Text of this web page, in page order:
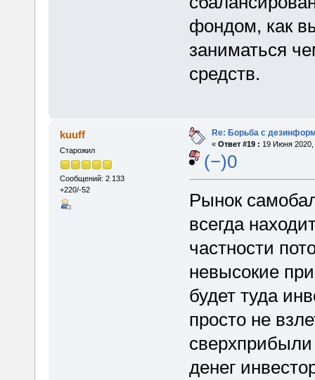
фондом, как
заниматься
средств.
kuuff
Старожил
Сообщений: 2 133
+220/-52
Re: Борьба с
« Ответ #19 : 19 Июня 2020,
(−)0
Рынок
всегда
частности
невысокие
будет туда
просто не
сверхприбыли
денег